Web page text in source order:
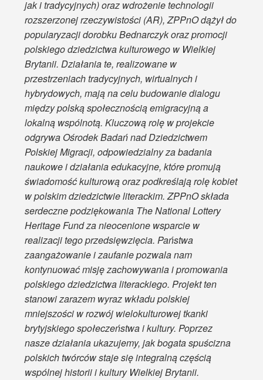
jak i tradycyjnych) oraz wdrożenie technologii
rozszerzonej rzeczywistości (AR), ZPPnO dążył do
popularyzacji dorobku Bednarczyk oraz promocji
polskiego dziedzictwa kulturowego w Wielkiej
Brytanii. Działania te, realizowane w
przestrzeniach tradycyjnych, wirtualnych i
hybrydowych, mają na celu budowanie dialogu
między polską społecznością emigracyjną a
lokalną wspólnotą. Kluczową rolę w projekcie
odgrywa Ośrodek Badań nad Dziedzictwem
Polskiej Migracji, odpowiedzialny za badania
naukowe i działania edukacyjne, które promują
świadomość kulturową oraz podkreślają rolę kobiet
w polskim dziedzictwie literackim. ZPPnO składa
serdeczne podziękowania The National Lottery
Heritage Fund za nieocenione wsparcie w
realizacji tego przedsięwzięcia. Państwa
zaangażowanie i zaufanie pozwala nam
kontynuować misję zachowywania i promowania
polskiego dziedzictwa literackiego. Projekt ten
stanowi zarazem wyraz wkładu polskiej
mniejszości w rozwój wielokulturowej tkanki
brytyjskiego społeczeństwa i kultury. Poprzez
nasze działania ukazujemy, jak bogata spuścizna
polskich twórców staje się integralną częścią
wspólnej historii i kultury Wielkiej Brytanii.